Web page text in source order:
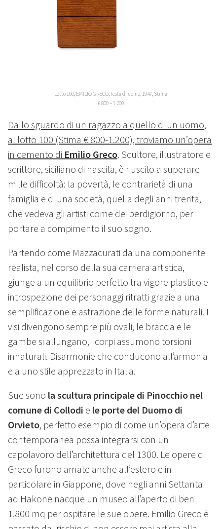
Lotto 100, EMILIO GRECO, Testa di uomo, 1947, Stima
€ 800 – 1.200
Dallo sguardo di un ragazzo a quello di un uomo,
al lotto 100 (Stima € 800-1.200), troviamo un’opera
in cemento di Emilio Greco. Scultore, illustratore e
scrittore, siciliano di nascita, è riuscito a superare
mille difficoltà: la povertà, le contrarietà di una
famiglia e di una società, quella degli anni trenta,
che vedeva gli artisti come dei perdigiorno, per
portare a compimento il suo sogno.
Partendo come Mazzacurati da una componente
realista, nel corso della sua carriera artistica,
giunge a un equilibrio perfetto tra vigore plastico e
introspezione dei personaggi ritratti grazie a una
semplificazione e astrazione delle forme naturali. I
visi divengono sempre più ovali, le braccia e le
gambe si allungano, i corpi assumono torsioni
innaturali. Disarmonie che conducono all’armonia
e a uno stile apprezzato in Italia.
Sue sono la scultura principale di Pinocchio nel
comune di Collodi e le porte del Duomo di
Orvieto, perfetto esempio di come un’opera d’arte
contemporanea possa integrarsi con un
capolavoro dell’architettura del 1300. Le opere di
Greco furono amate anche all’estero e in
particolare in Giappone, dove negli anni Settanta
ad Hakone nacque un museo all’aperto di ben
1.800 mq per ospitare le sue opere. Emilio Greco è